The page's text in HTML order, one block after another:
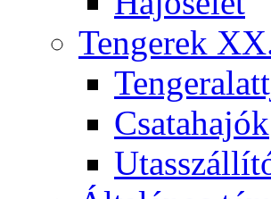
Tengerek
Csatahajók